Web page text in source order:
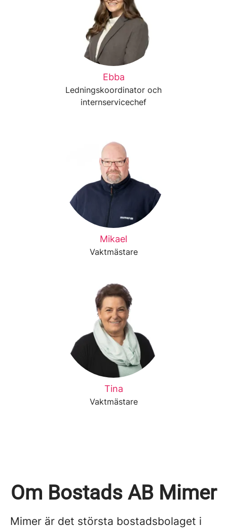
Ebba
Ledningskoordinator och
internservicechef
Mikael
Vaktmästare
Tina
Vaktmästare
Om Bostads AB Mimer
Mimer är det största bostadsbolaget i